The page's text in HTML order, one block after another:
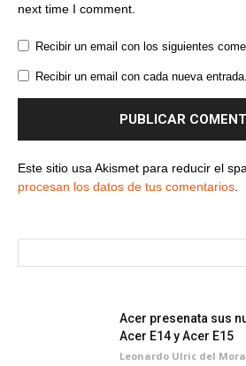
next time I comment.
Recibir un email con los siguientes
Recibir un email con cada nueva entrada.
Este sitio usa Akismet para reducir el
procesan los datos de tus comentarios
Acer presenata sus
Acer E14 y Acer E15
Leonardo Ulric del